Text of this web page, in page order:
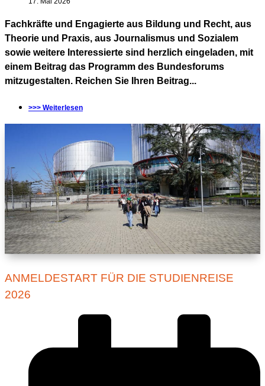
Fachkräfte und Engagierte aus Bildung und Recht, aus
Theorie und Praxis, aus Journalismus und Sozialem
sowie weitere Interessierte sind herzlich eingeladen, mit
einem Beitrag das Programm des Bundesforums
mitzugestalten. Reichen Sie Ihren Beitrag...
>>> Weiterlesen
ANMELDESTART FÜR DIE STUDIENREISE
2026